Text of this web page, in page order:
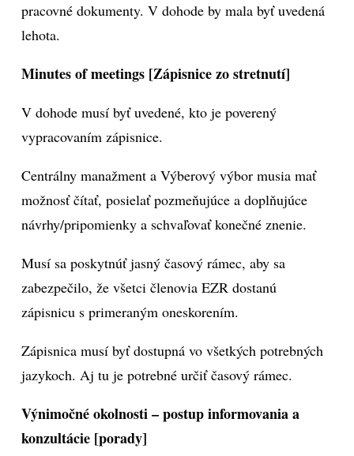
pracovné dokumenty. V dohode by mala byť uvedená
lehota.
Minutes of meetings [Zápisnice zo stretnutí]
V dohode musí byť uvedené, kto je poverený
vypracovaním zápisnice.
Centrálny manažment a Výberový výbor musia mať
možnosť čítať, posielať pozmeňujúce a doplňujúce
návrhy/pripomienky a schvaľovať konečné znenie.
Musí sa poskytnúť jasný časový rámec, aby sa
zabezpečilo, že všetci členovia EZR dostanú
zápisnicu s primeraným oneskorením.
Zápisnica musí byť dostupná vo všetkých potrebných
jazykoch. Aj tu je potrebné určiť časový rámec.
Výnimočné okolnosti – postup informovania a
konzultácie [porady]